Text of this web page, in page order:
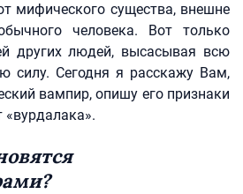
мифического существа, внешне
человека. Вот только
других людей, высасывая всю
силу. Сегодня я расскажу Вам,
вампир, опишу его признаки